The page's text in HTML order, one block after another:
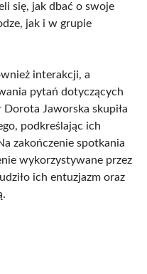
się, jak dbać o swoje
jak i w grupie
interakcji, a
pytań dotyczących
Jaworska skupiła
podkreślając ich
zakończenie spotkania
wykorzystywane przez
ich entuzjazm oraz